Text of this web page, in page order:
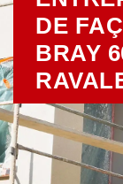
DE
BRAY